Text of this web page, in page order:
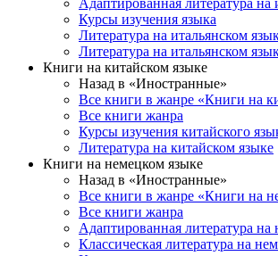
Курсы изучения языка
Литература на итальянском
Литература на итальянском
Книги на китайском языке
Назад в «Иностранные»
Все книги в жанре «Книги на
Все книги жанра
Курсы изучения китайского
Литература на китайском языке
Книги на немецком языке
Назад в «Иностранные»
Все книги в жанре «Книги на
Все книги жанра
Адаптированная литература на
Классическая литература на